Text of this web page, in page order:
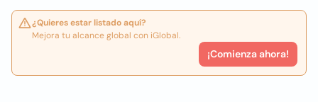
¿Quieres estar listado aquí?
Mejora tu alcance global con iGlobal.
¡Comienza ahora!